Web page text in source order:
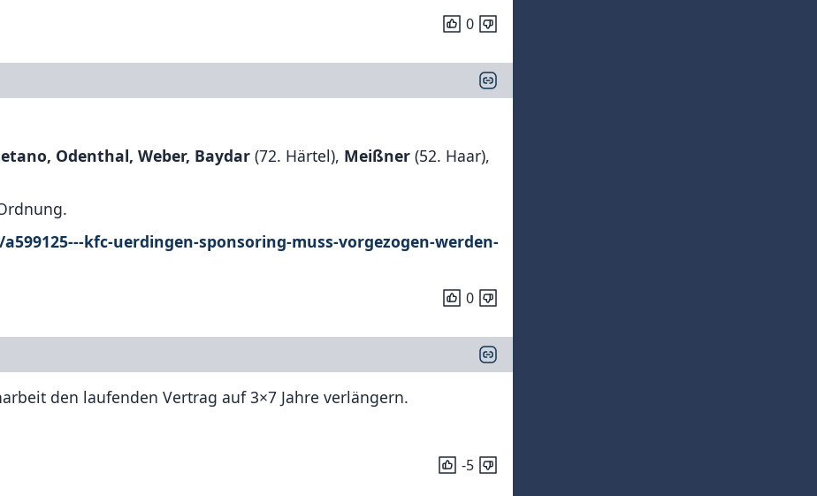
0
Odenthal, Weber, Baydar (72. Härtel), Meißner (52. Haar),
kfc-uerdingen-sponsoring-muss-vorgezogen-werden-
0
den laufenden Vertrag auf 3×7 Jahre verlängern.
-5